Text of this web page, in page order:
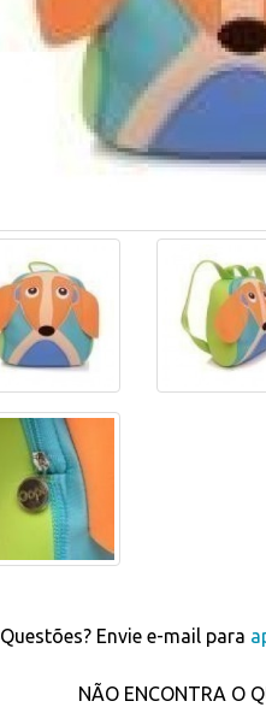
Questões? Envie e-mail para
NÃO ENCONTRA O